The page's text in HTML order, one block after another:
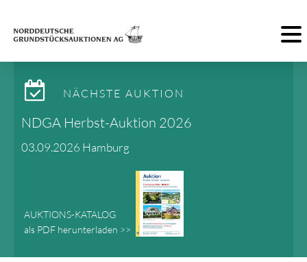
NÄCHSTE AUKTION
NDGA Herbst-Auktion 2026
03.09.2026 Hamburg
AUKTIONS-KATALOG
als PDF herunterladen >>